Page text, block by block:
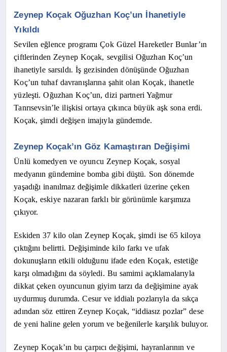
Zeynep Koçak Oğuzhan Koç’un İhanetiyle
Yıkıldı
Sevilen eğlence programı Çok Güzel Hareketler Bunlar’ın
çiftlerinden Zeynep Koçak, sevgilisi Oğuzhan Koç’un
ihanetiyle sarsıldı. İş gezisinden dönüşünde Oğuzhan
Koç’un tuhaf davranışlarına şahit olan Koçak, ihanetle
yüzleşti. Oğuzhan Koç’un, dizi partneri Yağmur
Tanrısevsin’le ilişkisi ortaya çıkınca büyük aşk sona erdi.
Koçak, şimdi değişen imajıyla gündemde.
Zeynep Koçak’ın Göz Kamaştıran Değişimi
Ünlü komedyen ve oyuncu Zeynep Koçak, sosyal
medyanın gündemine bomba gibi düştü. Son dönemde
yaşadığı inanılmaz değişimle dikkatleri üzerine çeken
Koçak, eskiye nazaran farklı bir görünümle karşımıza
çıkıyor.
Eskiden 37 kilo olan Zeynep Koçak, şimdi ise 65 kiloya
çıktığını belirtti. Değişiminde kilo farkı ve ufak
dokunuşların etkili olduğunu ifade eden Koçak, estetiğe
karşı olmadığını da söyledi. Bu samimi açıklamalarıyla
dikkat çeken oyuncunun giyim tarzı da değişimine ayak
uydurmuş durumda. Cesur ve iddialı pozlarıyla da sıkça
adından söz ettiren Zeynep Koçak, “iddiasız pozlar” dese
de yeni haline gelen yorum ve beğenilerle karşılık buluyor.
Zeynep Koçak’ın bu çarpıcı değişimi, hayranlarının ve